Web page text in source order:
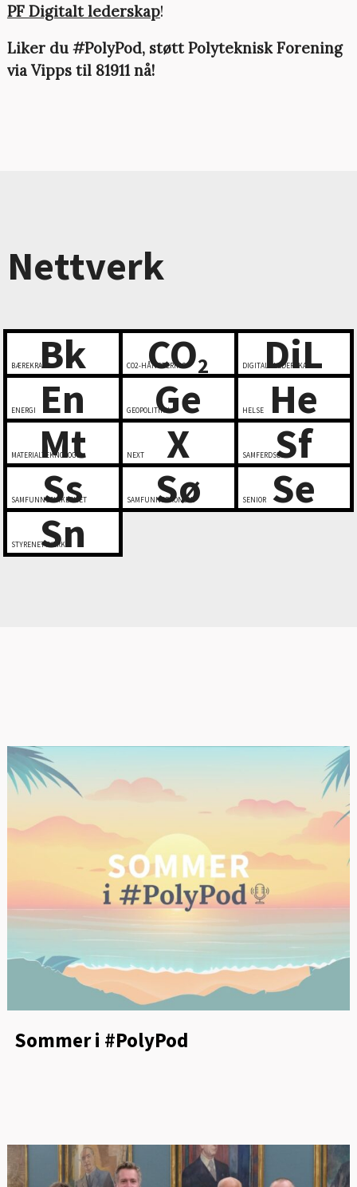
PF Digitalt lederskap!
Liker du #PolyPod, støtt Polyteknisk Forening
via Vipps til 81911 nå!
Nettverk
Bk
BÆREKRAFT CO2
CO2-HÅNDTERING DiL
DIGITALT LEDERSKAP
En
ENERGI Ge
GEOPOLITIKK He
HELSE
Mt
MATERIALTEKNOLOGI X
NEXT Sf
SAMFERDSEL
Ss
SAMFUNNSSIKKERHET Sø
SAMFUNNSØKONOMI Se
SENIOR
Sn
STYRENETTVERK
Sommer i #PolyPod